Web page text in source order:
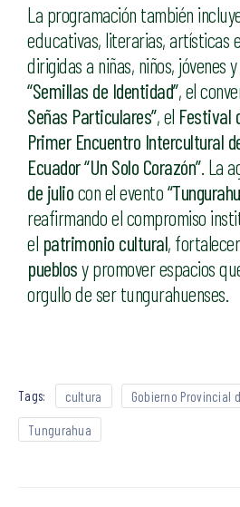
La programación también
educativas, literarias, artísticas
dirigidas a niñas, niños, jóvenes
“Semillas de Identidad”, el
Señas Particulares”, el Festival
Primer Encuentro Intercultural
Ecuador “Un Solo Corazón”. La
de juliocon el evento
reafirmando el compromiso
el patrimonio cultural,
pueblosy promover espacios
orgullo de ser tungurahuenses.
Tags: cultura Gobierno Provincial
Tungurahua